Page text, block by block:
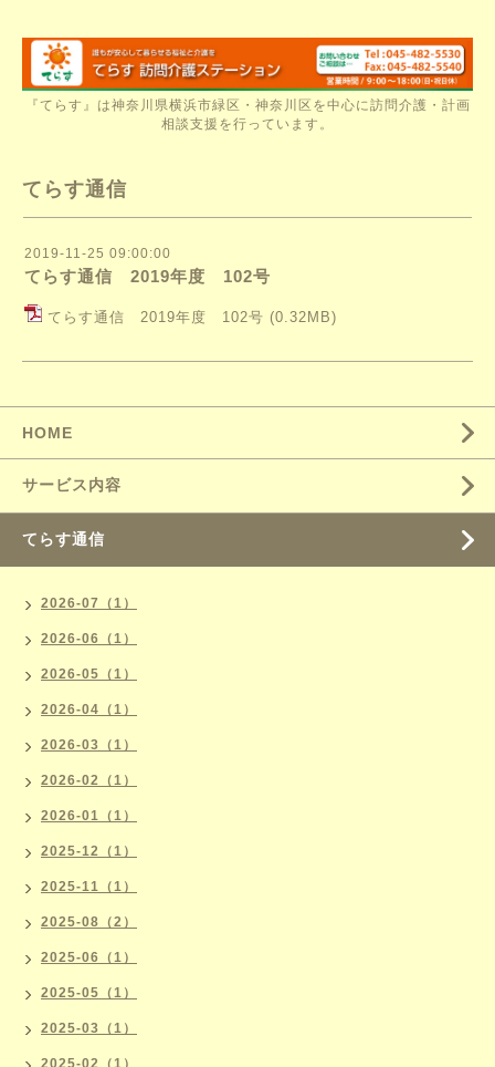
『てらす』は神奈川県横浜市緑区・神奈川区を中心に訪問介護・計画
相談支援を行っています。
てらす通信
2019-11-25 09:00:00
てらす通信 2019年度 102号
てらす通信 2019年度 102号 (0.32MB)
HOME
サービス内容
てらす通信
2026-07（1）
2026-06（1）
2026-05（1）
2026-04（1）
2026-03（1）
2026-02（1）
2026-01（1）
2025-12（1）
2025-11（1）
2025-08（2）
2025-06（1）
2025-05（1）
2025-03（1）
2025-02（1）